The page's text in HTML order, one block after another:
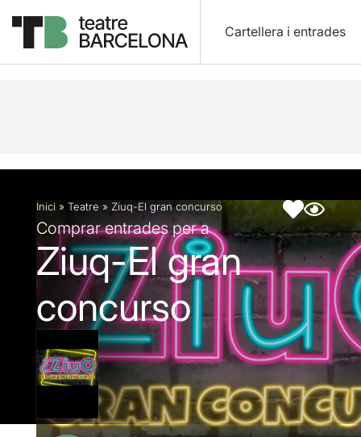
Cartellera i entrades
Descripció Fitxa artística
Inici » Teatre » Ziuq-El gran concurso
Comprar entrades per a
Ziuq-El gran
concurso